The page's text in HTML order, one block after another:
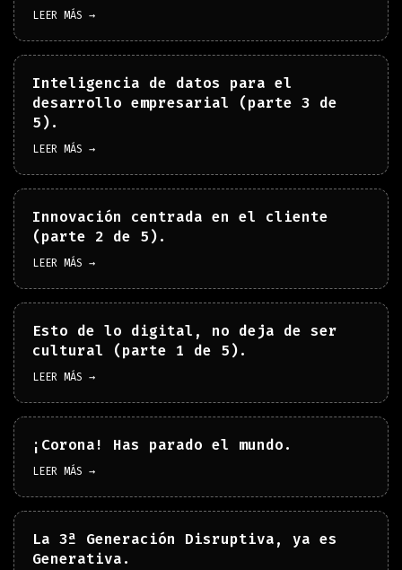
LEER MÁS →
Inteligencia de datos para el
desarrollo empresarial (parte 3 de
5).
LEER MÁS →
Innovación centrada en el cliente
(parte 2 de 5).
LEER MÁS →
Esto de lo digital, no deja de ser
cultural (parte 1 de 5).
LEER MÁS →
¡Corona! Has parado el mundo.
LEER MÁS →
La 3ª Generación Disruptiva, ya es
Generativa.